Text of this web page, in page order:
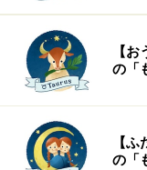
【
の「
【
の「